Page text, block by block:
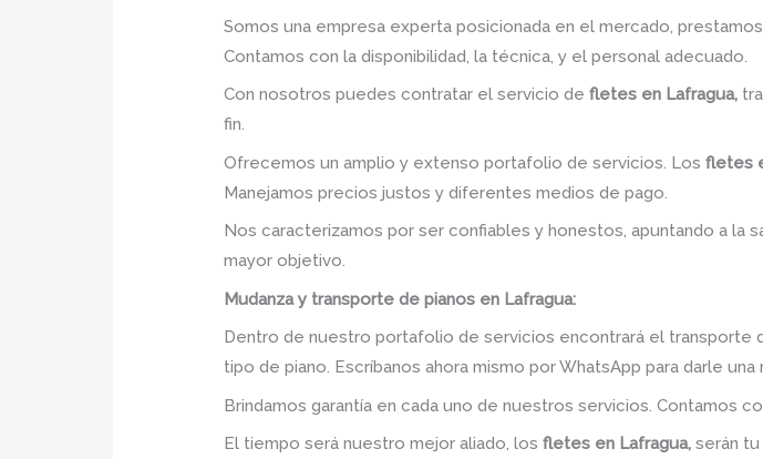
Somos una empresa experta posicionada en el mercado,
Contamos con la disponibilidad, la técnica, y el personal adecuado.
Con nosotros puedes contratar el servicio defletes en Lafragua,
fin.
Ofrecemos un amplio y extenso portafolio de servicios. Losfletes
Manejamos precios justos y diferentes medios de pago.
Nos caracterizamos por ser confiables y honestos, apuntando a
mayor objetivo.
Mudanza y transporte de pianos en Lafragua:
Dentro de nuestro portafolio de servicios encontrará el transporte
tipo de piano. Escríbanos ahora mismo por WhatsApp para darle una
Brindamos garantía en cada uno de nuestros servicios. Contamos
El tiempo será nuestro mejor aliado, losfletes en Lafragua,serán